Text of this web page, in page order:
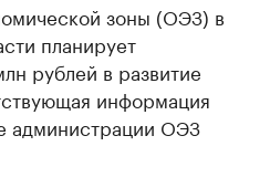
зоны (ОЭЗ) в
планирует
рублей в развитие
информация
администрации ОЭЗ